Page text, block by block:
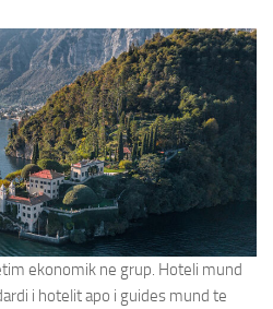
ekonomik ne grup. Hoteli mund
i hotelit apo i guides mund te